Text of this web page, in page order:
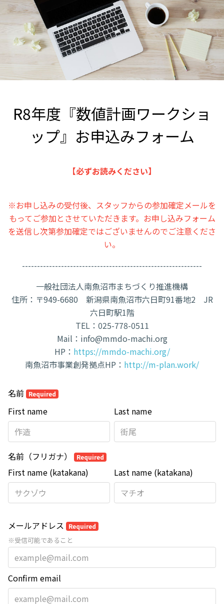
R8年度『数値計画ワークショ
ップ』お申込みフォーム
【必ずお読みください】
※お申し込みの受付後、スタッフからの参加確定メールを
もってご参加とさせていただきます。お申し込みフォーム
を送信し次第参加確定ではございませんのでご注意くださ
い。
------------------------------------------------------------
一般社団法人南魚沼市まちづくり推進機構
住所：〒949-6680 新潟県南魚沼市六日町91番地2 JR
六日町駅1階
TEL：025-778-0511
Mail：info@mmdo-machi.org
HP： https://mmdo-machi.org/
南魚沼市事業創発拠点HP： http://m-plan.work/
名前 Required
Last name
First name
名前（フリガナ） Required
Last name (katakana)
First name (katakana)
メールアドレス Required
※受信可能であること
Confirm email